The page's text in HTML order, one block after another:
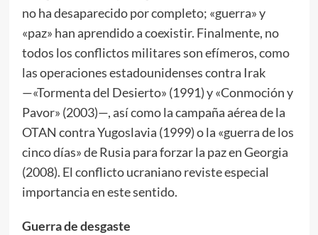
no ha desaparecido por completo; «guerra» y
«paz» han aprendido a coexistir. Finalmente, no
todos los conflictos militares son efímeros, como
las operaciones estadounidenses contra Irak
—«Tormenta del Desierto» (1991) y «Conmoción y
Pavor» (2003)—, así como la campaña aérea de la
OTAN contra Yugoslavia (1999) o la «guerra de los
cinco días» de Rusia para forzar la paz en Georgia
(2008). El conflicto ucraniano reviste especial
importancia en este sentido.
Guerra de desgaste